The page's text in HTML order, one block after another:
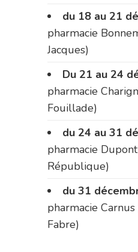
du 18 au 21
pharmacie
Jacques)
Du 21 au 24
pharmacie
Fouillade)
du 24 au 31
pharmacie
République)
du 31
pharmacie
Fabre)